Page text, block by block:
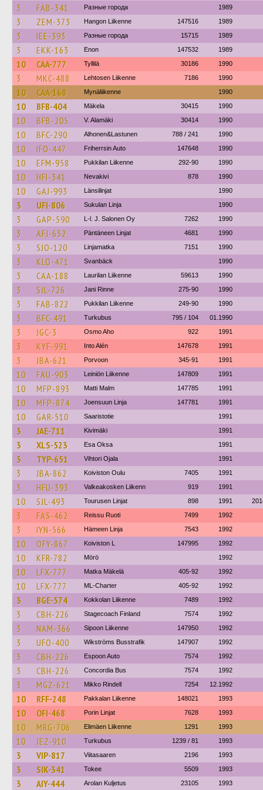
3 FAB-341 Разные города 1989
3 ZEM-373 Hangon Liikenne 147516 1989
3 IEE-393 Разные города 15715 1989
3 EKK-163 Enon 147532 1989
10 CAA-777 Tyllilä 30186 1990
3 MKC-488 Lehtosen Liikenne 7186 1990
10 CAA-168 Mynäliikenne 1990
10 BFB-404 Mäkela 30415 1990
10 BFB-205 V. Alamäki 30414 1990
10 BFC-290 Alhonen&Lastunen 788 / 241 1990
10 IFO-447 Friherrsin Auto 147648 1990
10 EFM-958 Pukkilan Liikenne 292-90 1990
10 HFI-341 Nevakivi 878 1990
10 GAJ-993 Länsilinjat 1990
3 UFI-806 Sukulan Linja 1990
3 GAP-590 L-l. J. Salonen Oy 7262 1990
3 AFJ-652 Päntäneen Linjat 4681 1990
3 SJO-120 Linjamatka 7151 1990
3 KLO-471 Svanbäck 1990
3 CAA-188 Laurilan Liikenne 59613 1990
3 SJL-726 Jani Rinne 275-90 1990
3 FAB-822 Pukkilan Liikenne 249-90 1990
3 BFC-491 Turkubus 795 / 104 01.1990
3 JGC-3 Osmo Aho 922 1991
3 KYF-991 Into Alén 147678 1991
3 JBA-621 Porvoon 345-91 1991
10 FAU-903 Leiniön Liikenne 147809 1991
10 MFP-893 Matti Malm 147785 1991
10 MFP-874 Joensuun Linja 147781 1991
10 GAR-510 Saaristotie 1991
3 JAE-711 Kivimäki 1991
3 XLS-523 Esa Oksa 1991
3 TYP-651 Vihtori Ojala 1991
3 JBA-862 Koiviston Oulu 7405 1991
3 HFU-393 Valkeakosken Liikenn 919 1991
10 SJL-493 Tourusen Linjat 898 1991
3 FAS-462 Reissu Ruoti 7499 1992
3 IYN-566 Hämeen Linja 7543 1992
10 OFY-867 Koiviston L 147995 1992
10 KFR-782 Mörö 1992
10 LFX-777 Matka Mäkelä 405-92 1992
10 LFX-777 ML-Charter 405-92 1992
3 BGE-574 Kokkolan Liikenne 7489 1992
3 CBH-226 Stagecoach Finland 7574 1992
3 NAM-366 Sipoon Liikenne 147950 1992
3 UFO-400 Wikströms Busstrafik 147907 1992
3 CBH-226 Espoon Auto 7574 1992
3 CBH-226 Concordia Bus 7574 1992
3 MGZ-621 Mikko Rindell 7254 12.1992
10 RFF-248 Pakkalan Liikenne 148021 1993
10 OFI-468 Porin Linjat 7628 1993
10 MRG-706 Elimäen Liikenne 1291 1993
10 JEZ-910 Turkubus 1239 / 81 1993
3 VIP-817 Viitasaaren 2196 1993
3 SIK-341 Tokee 5509 1993
3 AIY-444 Arolan Kuljetus 23105 1993